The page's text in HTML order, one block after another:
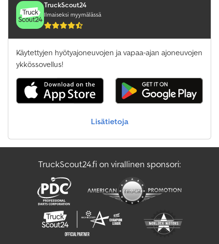
TruckScout24
Ilmaiseksi myymälässä
Käytettyjen hyötyajoneuvojen ja vapaa-ajan ajoneuvojen
ykkössovellus!
Lisätietoja
TruckScout24.fi on virallinen sponsori: